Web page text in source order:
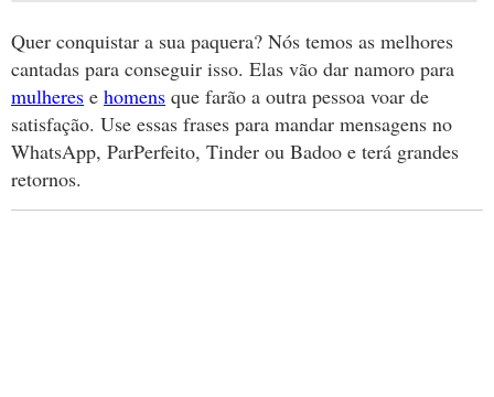
Quer conquistar a sua paquera? Nós temos as melhores
cantadas para conseguir isso. Elas vão dar namoro para
mulheres e homens que farão a outra pessoa voar de
satisfação. Use essas frases para mandar mensagens no
WhatsApp, ParPerfeito, Tinder ou Badoo e terá grandes
retornos.